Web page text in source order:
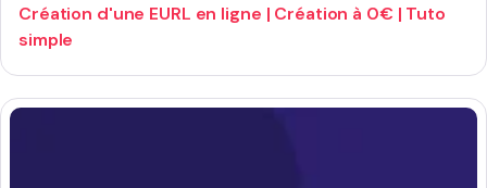
Création d'une EURL en ligne | Création à 0€ | Tuto
simple